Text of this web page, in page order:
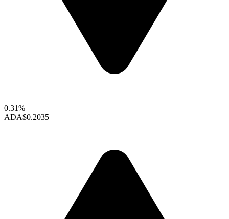
0.31%
ADA$0.2035